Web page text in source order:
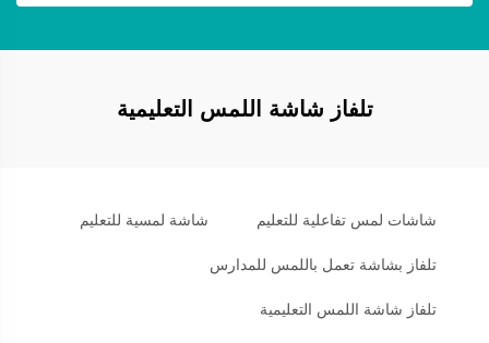
تلفاز شاشة اللمس التعليمية
شاشات لمس تفاعلية للتعليم شاشة لمسية للتعليم
تلفاز بشاشة تعمل باللمس للمدارس
تلفاز شاشة اللمس التعليمية